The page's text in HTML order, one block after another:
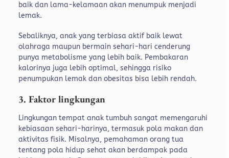
baik dan lama-kelamaan akan menumpuk menjadi
lemak.
Sebaliknya, anak yang terbiasa aktif baik lewat
olahraga maupun bermain sehari-hari cenderung
punya metabolisme yang lebih baik. Pembakaran
kalorinya juga lebih optimal, sehingga risiko
penumpukan lemak dan obesitas bisa lebih rendah.
3. Faktor lingkungan
Lingkungan tempat anak tumbuh sangat memengaruhi
kebiasaan sehari-harinya, termasuk pola makan dan
aktivitas fisik. Misalnya, pemahaman orang tua
tentang pola hidup sehat akan berdampak pada